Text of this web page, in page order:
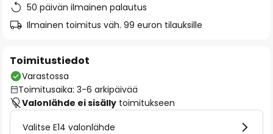
50 päivän ilmainen palautus
Ilmainen toimitus väh. 99 euron tilauksille
Toimitustiedot
Varastossa
Toimitusaika: 3-6 arkipäivää
Valonlähde ei sisälly toimitukseen
Valitse E14 valonlähde